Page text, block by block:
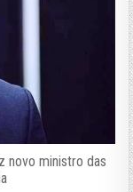
novo ministro das